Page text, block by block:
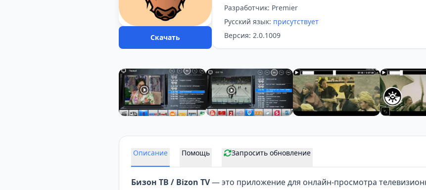
Скачать
Разработчик: Premier
Русский язык: присутствует
Версия: 2.0.1009
Описание Помощь Запросить обновление
Бизон ТВ / Bizon TV— это приложение для онлайн-просмотра